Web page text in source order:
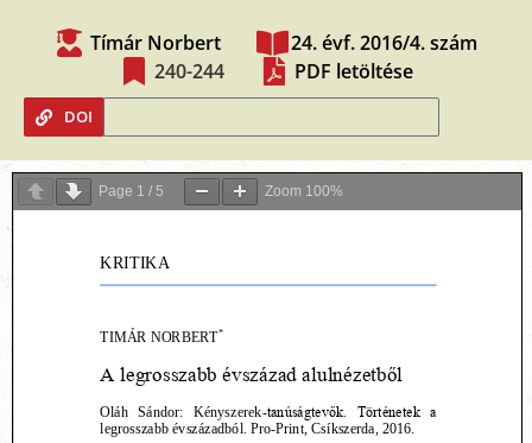
Tímár Norbert
24. évf. 2016/4. szám
240-244
PDF letöltése
DOI
Page 1 / 5 Zoom 100%